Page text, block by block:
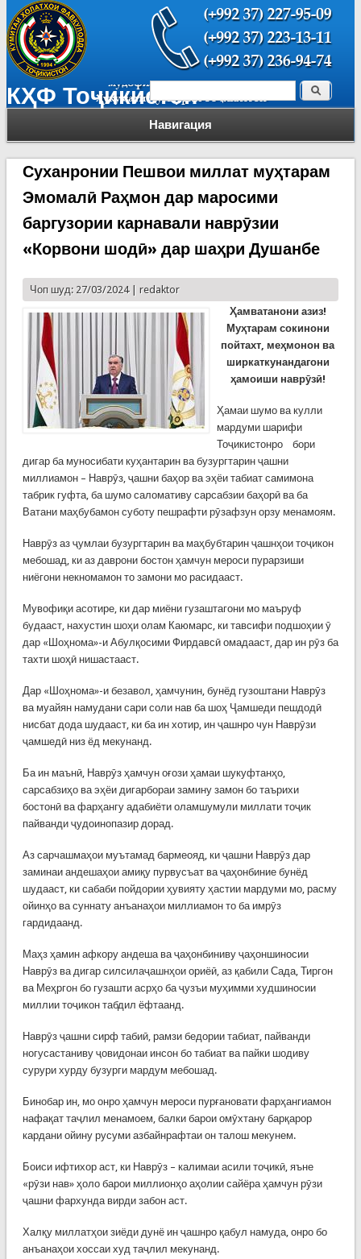
КҲФ Тоҷикистон
Навигация
Форма поиска Поиск
Суханронии Пешвои миллат муҳтарам
Эмомалӣ Раҳмон дар маросими
баргузории карнавали наврӯзии
«Корвони шодӣ» дар шаҳри Душанбе
Чоп шуд: 27/03/2024 | redaktor
Ҳамватанони азиз!
Муҳтарам сокинони
пойтахт, меҳмонон ва
ширкаткунандагони
ҳамоиши наврӯзӣ!
Ҳамаи шумо ва кулли
мардуми шарифи
Тоҷикистонро бори
дигар ба муносибати куҳантарин ва бузургтарин ҷашни
миллиамон – Наврӯз, ҷашни баҳор ва эҳёи табиат самимона
табрик гуфта, ба шумо саломативу сарсабзии баҳорӣ ва ба
Ватани маҳбубамон суботу пешрафти рӯзафзун орзу менамоям.
Наврӯз аз ҷумлаи бузургтарин ва маҳбубтарин ҷашнҳои тоҷикон
мебошад, ки аз даврони бостон ҳамчун мероси пурарзиши
ниёгони некномамон то замони мо расидааст.
Мувофиқи асотире, ки дар миёни гузаштагони мо маъруф
будааст, нахустин шоҳи олам Каюмарс, ки тавсифи подшоҳии ӯ
дар «Шоҳнома»-и Абулқосими Фирдавсӣ омадааст, дар ин рӯз ба
тахти шоҳӣ нишастааст.
Дар «Шоҳнома»-и безавол, ҳамчунин, бунёд гузоштани Наврӯз
ва муайян намудани сари соли нав ба шоҳ Ҷамшеди пешдодӣ
нисбат дода шудааст, ки ба ин хотир, ин ҷашнро чун Наврӯзи
ҷамшедӣ низ ёд мекунанд.
Ба ин маънӣ, Наврӯз ҳамчун оғози ҳамаи шукуфтанҳо,
сарсабзиҳо ва эҳёи дигарбораи замину замон бо таърихи
бостонӣ ва фарҳангу адабиёти оламшумули миллати тоҷик
пайванди ҷудоинопазир дорад.
Аз сарчашмаҳои муътамад бармеояд, ки ҷашни Наврӯз дар
заминаи андешаҳои амиқу пурвусъат ва ҷаҳонбиние бунёд
шудааст, ки сабаби пойдории ҳувияту ҳастии мардуми мо, расму
ойинҳо ва суннату анъанаҳои миллиамон то ба имрӯз
гардидаанд.
Маҳз ҳамин афкору андеша ва ҷаҳонбиниву ҷаҳоншиносии
Наврӯз ва дигар силсилаҷашнҳои ориёӣ, аз қабили Сада, Тиргон
ва Меҳргон бо гузашти асрҳо ба ҷузъи муҳимми худшиносии
миллии тоҷикон табдил ёфтаанд.
Наврӯз ҷашни сирф табиӣ, рамзи бедории табиат, пайванди
ногусастаниву ҷовидонаи инсон бо табиат ва пайки шодиву
сурури хурду бузурги мардум мебошад.
Бинобар ин, мо онро ҳамчун мероси пурғановати фарҳангиамон
нафақат таҷлил менамоем, балки барои омӯхтану барқарор
кардани ойину русуми азбайнрафтаи он талош мекунем.
Боиси ифтихор аст, ки Наврӯз – калимаи асили тоҷикӣ, яъне
«рӯзи нав» ҳоло барои миллионҳо аҳолии сайёра ҳамчун рӯзи
ҷашни фархунда вирди забон аст.
Халқу миллатҳои зиёди дунё ин ҷашнро қабул намуда, онро бо
анъанаҳои хоссаи худ таҷлил мекунанд.